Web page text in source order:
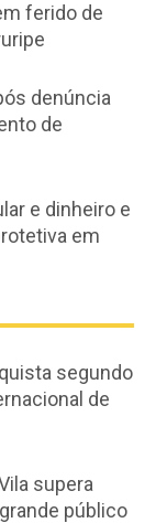
ferido de
denúncia
de
e dinheiro e
em
segundo
de
supera
público